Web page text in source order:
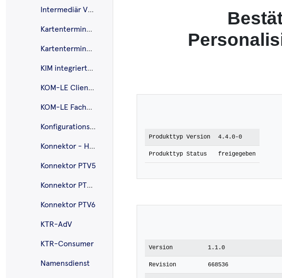
Intermediär VSDM
Kartenterminal - eHealth
Kartenterminal - Mobiles
KIM integriertes Clientmodul
KOM-LE Clientmodul
KOM-LE Fachdienst
Konfigurationsdienst
Konnektor - Highspeed
Konnektor PTV5
Konnektor PTV5Plus
Konnektor PTV6
KTR-AdV
KTR-Consumer
Namensdienst
Produkttyp Version 4.4.0-0
Produkttyp Status freigegeben
Version 1.1.0
Revision 668536